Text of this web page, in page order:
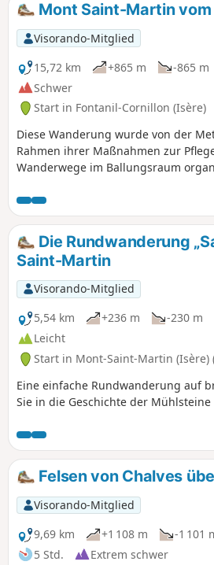
Mont Saint-Martin vom
Visorando-Mitglied
15,72 km
+865 m -865 m
Schwer
Start in Fontanil-Cornillon (Isère)
Diese Wanderung wurde von der
Rahmen ihrer Maßnahmen zur
Wanderwege im Ballungsraum
ermöglicht es, die Ausläufer des
einen sehr schönen Wald und das
Martin zu entdecken.
Die Rundwanderung
Saint-Martin
Visorando-Mitglied
5,54 km
+236 m -230 m
Leicht
Start in Mont-Saint-Martin (Isère)
Eine einfache Rundwanderung auf
Sie in die Geschichte der
Felsen von Chalves
Visorando-Mitglied
9,69 km
+1 108 m
-1 101
5 Std.
Extrem schwer